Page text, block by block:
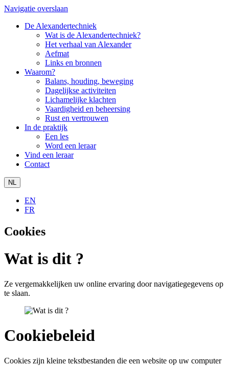
Navigatie overslaan
De Alexandertechniek
Wat is de Alexandertechniek?
Het verhaal van Alexander
Aefmat
Links en bronnen
Waarom?
Balans, houding, beweging
Dagelijkse activiteiten
Lichamelijke klachten
Vaardigheid en beheersing
Rust en vertrouwen
In de praktijk
Een les
Word een leraar
Vind een leraar
Contact
NL
EN
FR
Cookies
Wat is dit ?
Ze vergemakkelijken uw online ervaring door navigatiegegevens op
te slaan.
Cookiebeleid
Cookies zijn kleine tekstbestanden die een website op uw computer